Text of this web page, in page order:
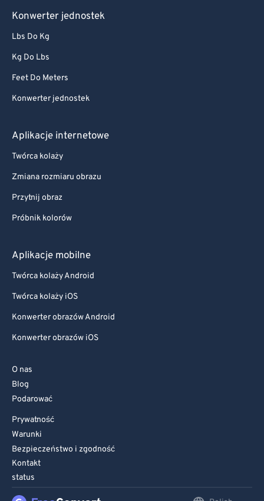
Konwerter jednostek
Lbs Do Kg
Kg Do Lbs
Feet Do Meters
Konwerter jednostek
Aplikacje internetowe
Twórca kolaży
Zmiana rozmiaru obrazu
Przytnij obraz
Próbnik kolorów
Aplikacje mobilne
Twórca kolaży Android
Twórca kolaży iOS
Konwerter obrazów Android
Konwerter obrazów iOS
O nas
Blog
Podarować
Prywatność
Warunki
Bezpieczeństwo i zgodność
Kontakt
status